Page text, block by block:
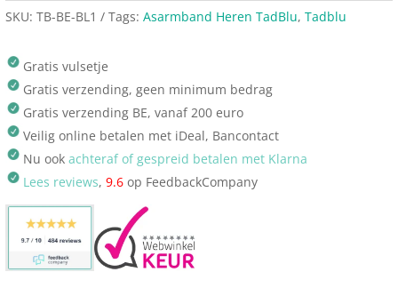
SKU: TB-BE-BL1 Tags: Asarmband Heren TadBlu, Tadblu
Gratis vulsetje
Gratis verzending, geen minimum bedrag
Gratis verzending BE, vanaf 200 euro
Veilig online betalen met iDeal, Bancontact
Nu ook achteraf of gespreid betalen met Klarna
Lees reviews, 9.6 op FeedbackCompany